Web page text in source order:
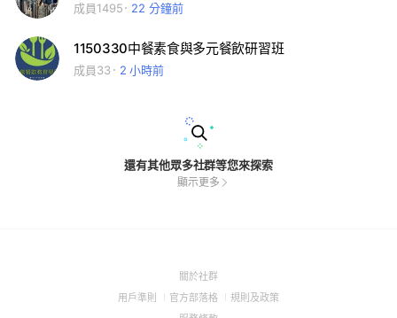
成員1495 22 分鐘前
1150330中餐素食與多元餐飲研習班
成員33 2 小時前
還有其他眾多社群等您來探索
顯示更多
關於社群(Open
用戶準則
(Open
官方部落格
(Open
規則及政策(Open